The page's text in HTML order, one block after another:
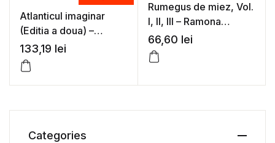
Atlanticul imaginar
(Editia a doua) –
Mircea Mihaies
133,19 lei
Rumegus de miez, Vol.
I, II, III – Ramona
Balutescu
66,60 lei
Categories